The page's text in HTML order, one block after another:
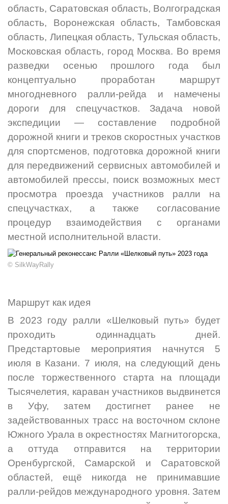
область, Саратовская область, Волгоградская
область, Воронежская область, Тамбовская
область, Липецкая область, Тульская область,
Московская область, город Москва. Во время
разведки осенью прошлого года был
концептуально проработан маршрут
многодневного ралли-рейда и намечены
дороги для спецучастков. Задача новой
экспедиции — составление подробной
дорожной книги и треков скоростных участков
для спортсменов, подготовка дорожной книги
для передвижений сервисных автомобилей и
автомобилей прессы, поиск возможных мест
просмотра проезда участников ралли на
спецучастках, а также согласование
процедур взаимодействия с органами
местной исполнительной власти.
© SilkWayRally
Маршрут как идея
В 2023 году ралли «Шелковый путь» будет
проходить одиннадцать дней.
Предстартовые мероприятия начнутся 5
июля в Казани. 7 июля, на следующий день
после торжественного старта на площади
Тысячелетия, караван участников выдвинется
в Уфу, затем достигнет ранее не
задействованных трасс на восточном склоне
Южного Урала в окрестностях Магнитогорска,
а оттуда отправится на территории
Оренбургской, Самарской и Саратовской
областей, ещё никогда не принимавшие
ралли-рейдов международного уровня. Затем